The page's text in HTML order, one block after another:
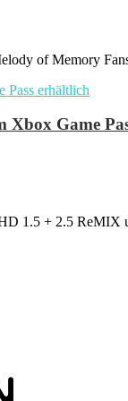
of Memory
Xbox Game
1.5 + 2.5